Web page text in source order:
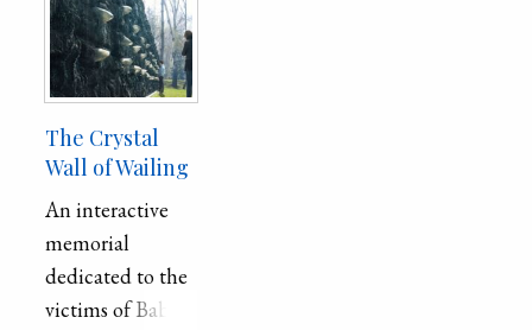
The Crystal
Wall of Wailing
An interactive
memorial
dedicated to the
victims of Babyn